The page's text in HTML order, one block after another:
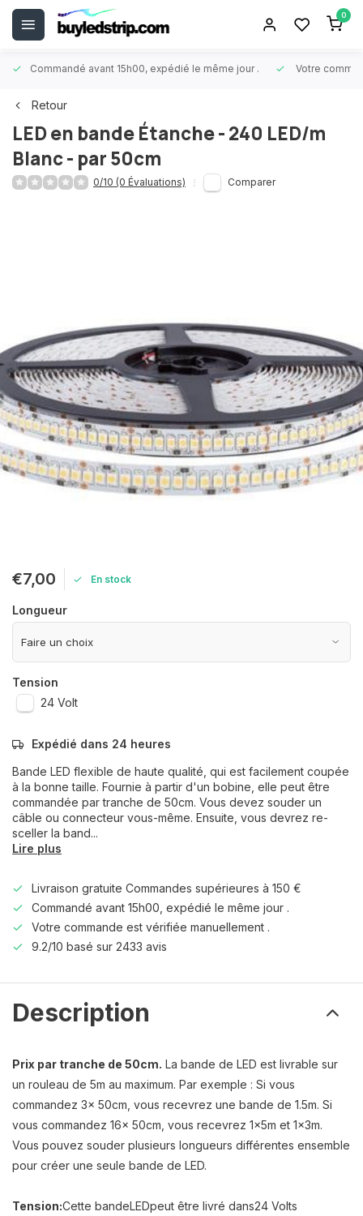
0
Commandé avant 15h00, expédié le même jour . Votre
Retour
LED en bande Étanche - 240 LED/m
Blanc - par 50cm
0/10 (0 Évaluations) Comparer
€7,00 En stock
Longueur
Tension
24 Volt
Expédié dans 24 heures
Bande LED flexible de haute qualité, qui est facilement coupée
à la bonne taille. Fournie à partir d'un bobine, elle peut être
commandée par tranche de 50cm. Vous devez souder un
câble ou connecteur vous-même. Ensuite, vous devrez re-
sceller la band...
Lire plus
Livraison gratuite Commandes supérieures à 150 €
Commandé avant 15h00, expédié le même jour .
Votre commande est vérifiée manuellement .
9.2/10 basé sur 2433 avis
Description
Prix par tranche de 50cm. La bande de LED est livrable sur
un rouleau de 5m au maximum. Par exemple : Si vous
commandez 3x 50cm, vous recevrez une bande de 1.5m. Si
vous commandez 16x 50cm, vous recevrez 1x5m et 1x3m.
Vous pouvez souder plusieurs longueurs différentes ensemble
pour créer une seule bande de LED.
Tension:Cette bandeLEDpeut être livré dans24 Volts